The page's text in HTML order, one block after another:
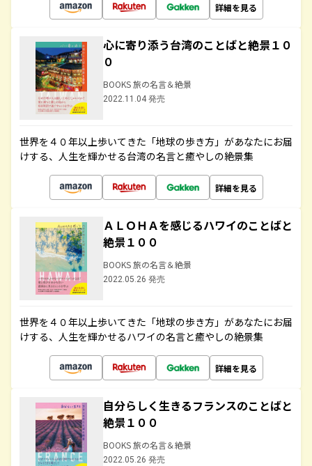
詳細を見る
心に寄り添う台湾のことばと絶景１０
０
BOOKS 旅の名言＆絶景
2022.11.04 発売
世界を４０年以上歩いてきた「地球の歩き方」があなたにお届
けする、人生を輝かせる台湾の名言と癒やしの絶景集
詳細を見る
ＡＬＯＨＡを感じるハワイのことばと
絶景１００
BOOKS 旅の名言＆絶景
2022.05.26 発売
世界を４０年以上歩いてきた「地球の歩き方」があなたにお届
けする、人生を輝かせるハワイの名言と癒やしの絶景集
詳細を見る
自分らしく生きるフランスのことばと
絶景１００
BOOKS 旅の名言＆絶景
2022.05.26 発売